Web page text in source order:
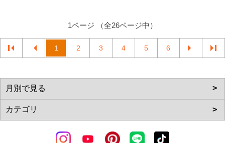
1ページ （全26ページ中）
1 2 3 4 5 6